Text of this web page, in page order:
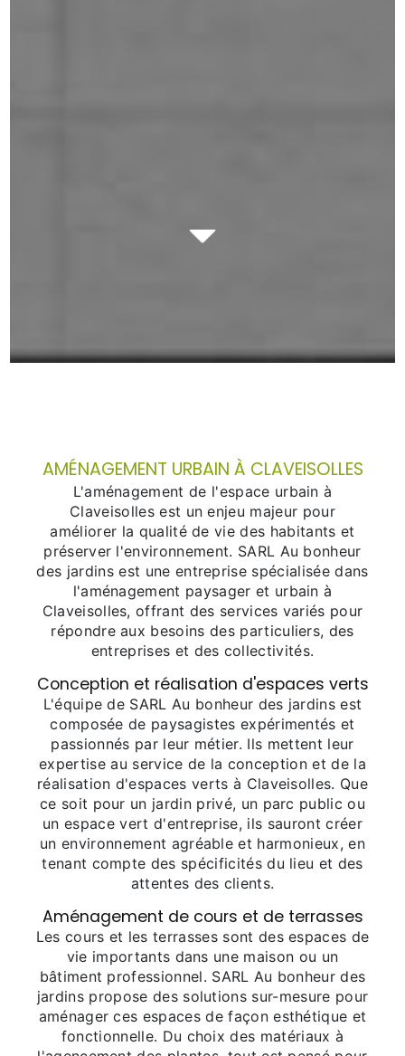
AMÉNAGEMENT URBAIN À CLAVEISOLLES
L'aménagement de l'espace urbain à
Claveisolles est un enjeu majeur pour
améliorer la qualité de vie des habitants et
préserver l'environnement. SARL Au bonheur
des jardins est une entreprise spécialisée dans
l'aménagement paysager et urbain à
Claveisolles, offrant des services variés pour
répondre aux besoins des particuliers, des
entreprises et des collectivités.
Conception et réalisation d'espaces verts
L'équipe de SARL Au bonheur des jardins est
composée de paysagistes expérimentés et
passionnés par leur métier. Ils mettent leur
expertise au service de la conception et de la
réalisation d'espaces verts à Claveisolles. Que
ce soit pour un jardin privé, un parc public ou
un espace vert d'entreprise, ils sauront créer
un environnement agréable et harmonieux, en
tenant compte des spécificités du lieu et des
attentes des clients.
Aménagement de cours et de terrasses
Les cours et les terrasses sont des espaces de
vie importants dans une maison ou un
bâtiment professionnel. SARL Au bonheur des
jardins propose des solutions sur-mesure pour
aménager ces espaces de façon esthétique et
fonctionnelle. Du choix des matériaux à